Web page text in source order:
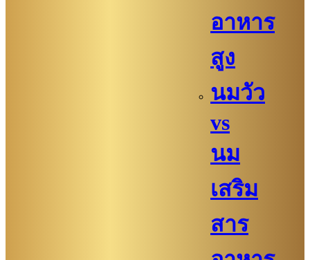
อาหาร
สูง
นมวัว
vs
นม
เสริม
สาร